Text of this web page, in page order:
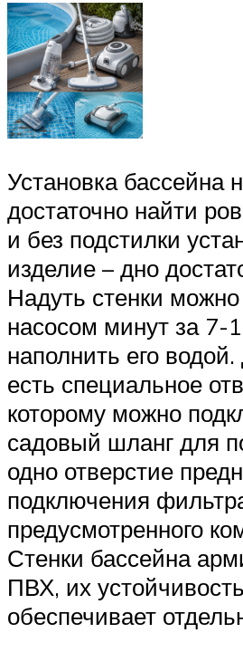
Установка бассейна
достаточно найти
и без подстилки
изделие – дно
Надуть стенки
насосом минут за 7-
наполнить его
есть специальное
которому можно
садовый шланг для
одно отверстие
подключения
предусмотренного
Стенки бассейна
ПВХ, их устойчивость
обеспечивает